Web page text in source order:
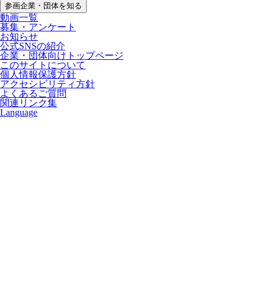
参画企業・団体を知る
動画一覧
募集・アンケート
お知らせ
公式SNSの紹介
企業・団体向けトップページ
このサイトについて
個人情報保護方針
アクセシビリティ方針
よくあるご質問
関連リンク集
Language